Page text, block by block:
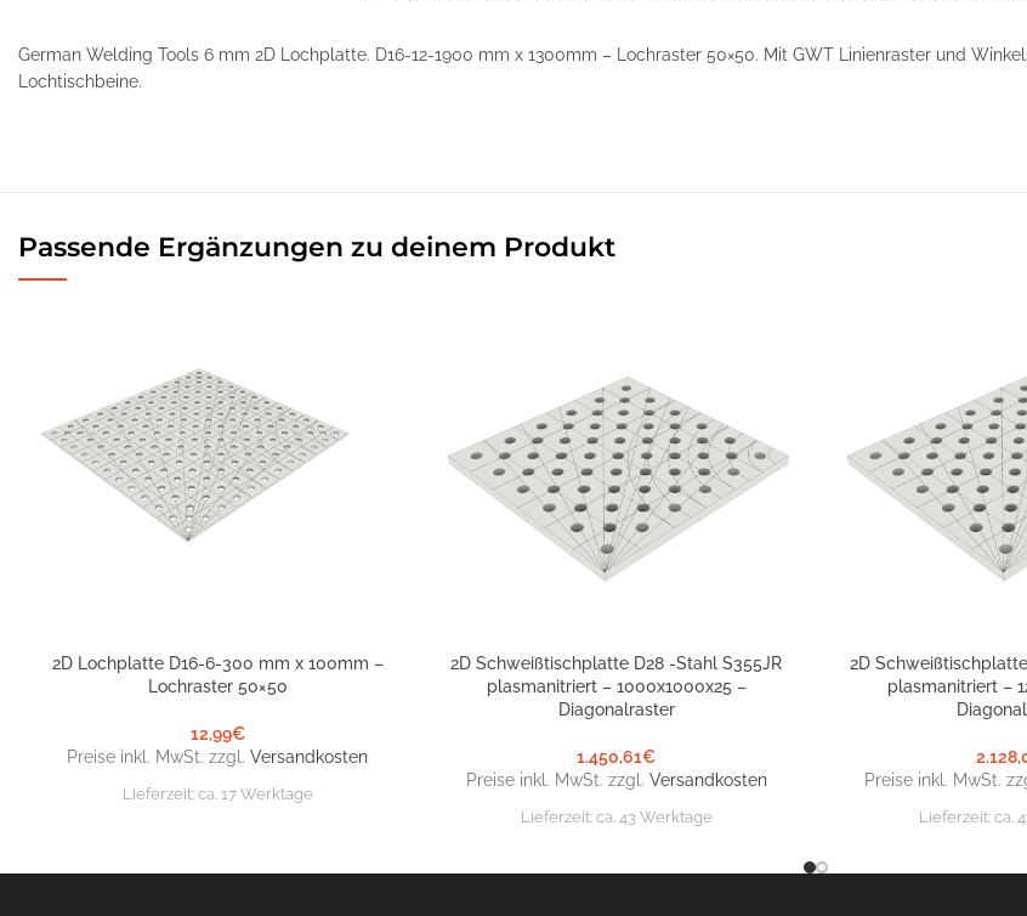
German Welding Tools 6 mm 2D Lochplatte. D16-12-1900 mm x 1300mm – Lochraster 50×50. Mit GWT Linienraster und
Lochtischbeine.
Passende Ergänzungen zu deinem Produkt
IN DEN WARENKORB
2D Lochplatte D16-6-300 mm x 100mm –
Lochraster 50×50
12,99€
Preise inkl. MwSt. zzgl.Versandkosten
Lieferzeit: ca. 17 Werktage
IN DEN WARENKORB
2D Schweißtischplatte D28 -Stahl S355JR
plasmanitriert – 1000x1000x25 –
Diagonalraster
1.450,61€
Preise inkl. MwSt. zzgl. Versandkosten
Lieferzeit: ca. 43 Werktage
IN DEN WARENKORB
2D
plasmanitriert –
Preise inkl. MwSt.
Lieferzeit:ca.